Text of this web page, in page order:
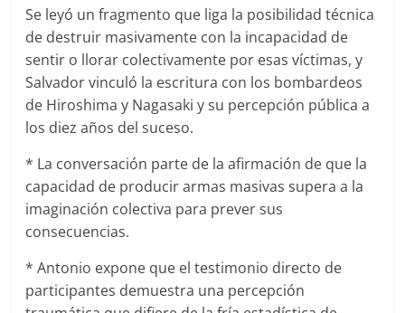
Se leyó un fragmento que liga la posibilidad técnica
de destruir masivamente con la incapacidad de
sentir o llorar colectivamente por esas víctimas, y
Salvador vinculó la escritura con los bombardeos
de Hiroshima y Nagasaki y su percepción pública a
los diez años del suceso.
* La conversación parte de la afirmación de que la
capacidad de producir armas masivas supera a la
imaginación colectiva para prever sus
consecuencias.
* Antonio expone que el testimonio directo de
participantes demuestra una percepción